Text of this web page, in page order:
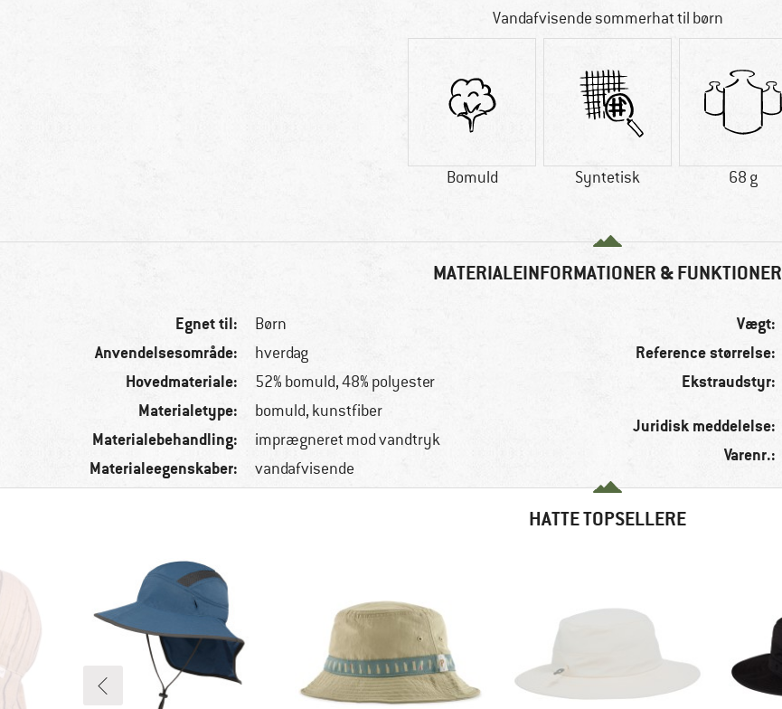
Vandafvisende sommerhat til børn
Bomuld Syntetisk 68 g
MATERIALEINFORMATIONER & FUNKTIONER
Egnet til: Børn
Anvendelsesområde: hverdag
Hovedmateriale: 52% bomuld, 48% polyester
Materialetype: bomuld, kunstfiber
Materialebehandling: imprægneret mod vandtryk
Materialeegenskaber: vandafvisende
Vægt:
Reference størrelse:
Ekstraudstyr:
Juridisk meddelelse:
Varenr.:
HATTE TOPSELLERE